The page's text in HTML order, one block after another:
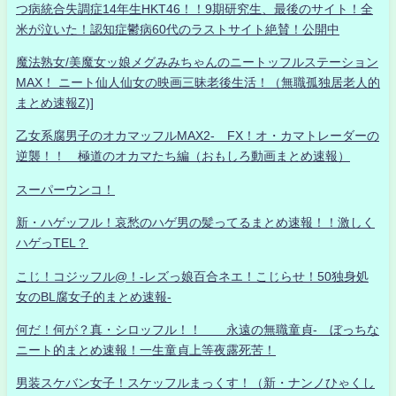
つ病統合失調症14年生HKT46！！9期研究生、最後のサイト！全
米が泣いた！認知症鬱病60代のラストサイト絶賛！公開中
魔法熟女/美魔女ッ娘メグみみちゃんのニートッフルステーション
MAX！ ニート仙人仙女の映画三昧老後生活！（無職孤独居老人的
まとめ速報Z)]
乙女系腐男子のオカマッフルMAX2- FX！オ・カマトレーダーの
逆襲！！ 極道のオカマたち編（おもしろ動画まとめ速報）
スーパーウンコ！
新・ハゲッフル！哀愁のハゲ男の髪ってるまとめ速報！！激しく
ハゲっTEL？
こじ！コジッフル@！-レズっ娘百合ネエ！こじらせ！50独身処
女のBL腐女子的まとめ速報-
何だ！何が？真・シロッフル！！ 永遠の無職童貞- ぼっちな
ニート的まとめ速報！一生童貞上等夜露死苦！
男装スケバン女子！スケッフルまっくす！（新・ナンノひゃくし